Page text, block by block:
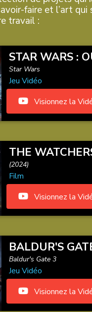
faire et l’art qui
travail :
STAR WARS :
Star Wars
Jeu Vidéo
Visionnez la
THE
(2024)
Film
Visionnez la
BALDUR'S
Baldur's Gate 3
Jeu Vidéo
Visionnez la